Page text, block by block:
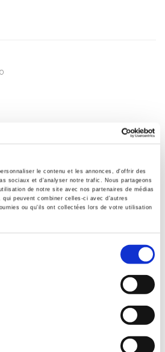
le contenu et les annonces, d'offrir des
sociaux et d'analyser notre trafic. Nous partageons
de notre site avec nos partenaires de médias
peuvent combiner celles-ci avec d'autres
ou qu'ils ont collectées lors de votre utilisation
,États-Unis, France,
,Sociologie électorale, suffrage
Fait politique
Sociologie électorale